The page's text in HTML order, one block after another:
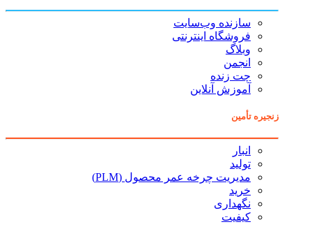
سازنده وب‌سایت
فروشگاه اینترنتی
وبلاگ
انجمن
چت زنده
آموزش آنلاین
زنجیره تأمین
انبار
تولید
مدیریت چرخه عمر محصول (PLM)
خرید
نگهداری
کیفیت